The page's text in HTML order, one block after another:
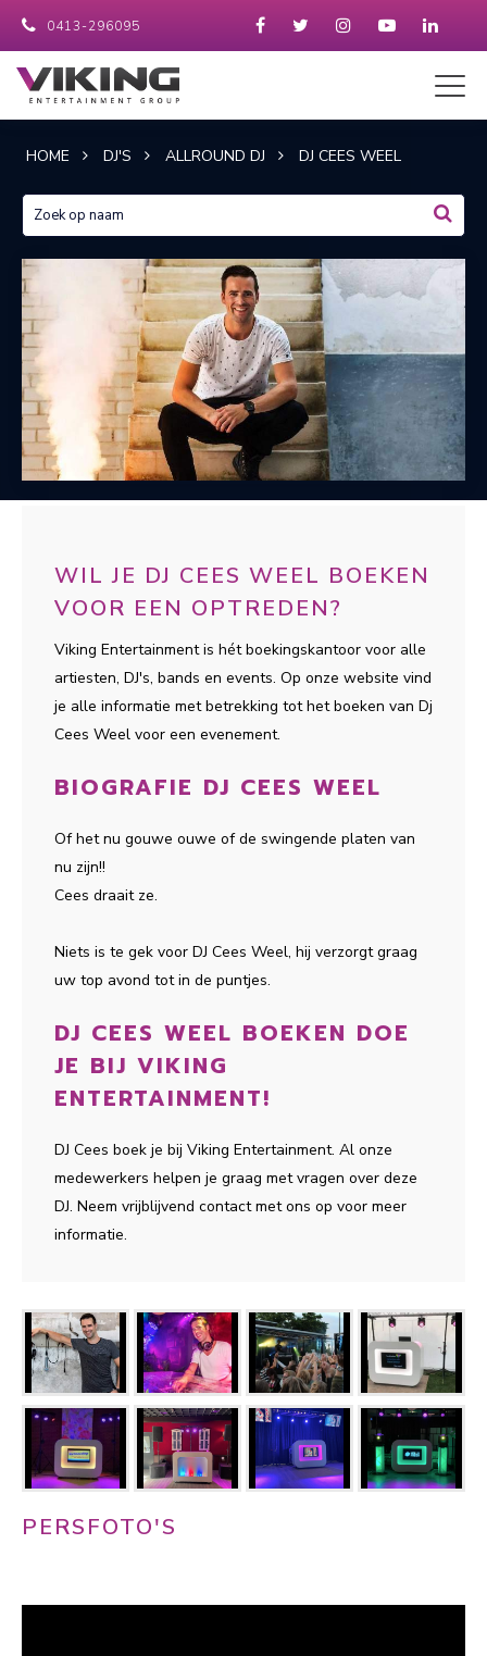
0413-296095
HOME DJ'S ALLROUND DJ DJ CEES WEEL
WIL JE DJ CEES WEEL BOEKEN
VOOR EEN OPTREDEN?
Viking Entertainment is hét boekingskantoor voor alle
artiesten, DJ's, bands en events. Op onze website vind
je alle informatie met betrekking tot het boeken van Dj
Cees Weel voor een evenement.
BIOGRAFIE DJ CEES WEEL
Of het nu gouwe ouwe of de swingende platen van
nu zijn!!
Cees draait ze.
Niets is te gek voor DJ Cees Weel, hij verzorgt graag
uw top avond tot in de puntjes.
DJ CEES WEEL BOEKEN DOE
JE BIJ VIKING
ENTERTAINMENT!
DJ Cees boek je bij Viking Entertainment. Al onze
medewerkers helpen je graag met vragen over deze
DJ. Neem vrijblijvend contact met ons op voor meer
informatie.
PERSFOTO'S